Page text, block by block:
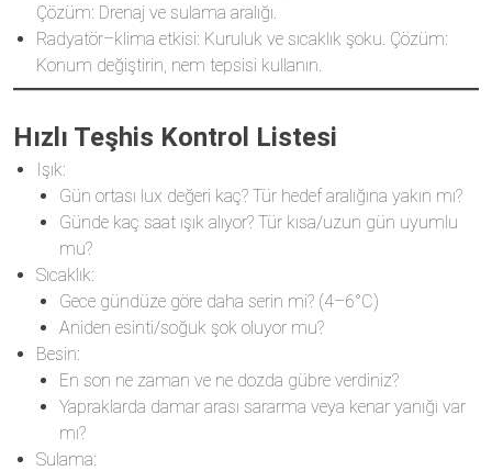
Çözüm: Drenaj ve sulama aralığı.
Radyatör–klima etkisi: Kuruluk ve sıcaklık şoku. Çözüm:
Konum değiştirin, nem tepsisi kullanın.
Hızlı Teşhis Kontrol Listesi
Işık:
Gün ortası lux değeri kaç? Tür hedef aralığına yakın mı?
Günde kaç saat ışık alıyor? Tür kısa/uzun gün uyumlu
mu?
Sıcaklık:
Gece gündüze göre daha serin mi? (4–6°C)
Aniden esinti/soğuk şok oluyor mu?
Besin:
En son ne zaman ve ne dozda gübre verdiniz?
Yapraklarda damar arası sararma veya kenar yanığı var
mı?
Sulama: